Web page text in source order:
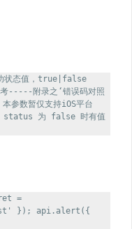
态值，true|false
-----附录之‘错误码对照
数暂仅支持iOS平台
status 为 false 时有值
=
}); api.alert({